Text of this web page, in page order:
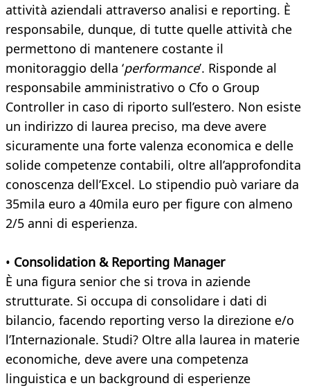
attività aziendali attraverso analisi e reporting. È
responsabile, dunque, di tutte quelle attività che
permettono di mantenere costante il
monitoraggio della ‘performance’. Risponde al
responsabile amministrativo o Cfo o Group
Controller in caso di riporto sull’estero. Non esiste
un indirizzo di laurea preciso, ma deve avere
sicuramente una forte valenza economica e delle
solide competenze contabili, oltre all’approfondita
conoscenza dell’Excel. Lo stipendio può variare da
35mila euro a 40mila euro per figure con almeno
2/5 anni di esperienza.
• Consolidation & Reporting Manager
È una figura senior che si trova in aziende
strutturate. Si occupa di consolidare i dati di
bilancio, facendo reporting verso la direzione e/o
l’Internazionale. Studi? Oltre alla laurea in materie
economiche, deve avere una competenza
linguistica e un background di esperienze